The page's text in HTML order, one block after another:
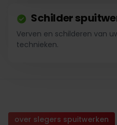
Schilder
Verven en schilderen van
technieken.
over slegers spuitwerken